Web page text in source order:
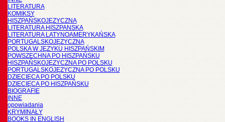
LITERATURA
KOMIKSY
HISZPAŃSKOJĘZYCZNA
LITERATURA HISZPANSKA
LITERATURA LATYNOAMERYKAŃSKA
PORTUGALSKOJĘZYCZNA
POLSKA W JĘZYKU HISZPAŃSKIM
POWSZECHNA PO HISZPAŃSKU
HISZPAŃSKOJĘZYCZNA PO POLSKU
PORTUGALSKOJĘZYCZNA PO POLSKU
DZIECIĘCA PO POLSKU
DZIECIĘCA PO HISZPAŃSKU
BIOGRAFIE
INNE
opowiadania
KRYMINAŁY
BOOKS IN ENGLISH